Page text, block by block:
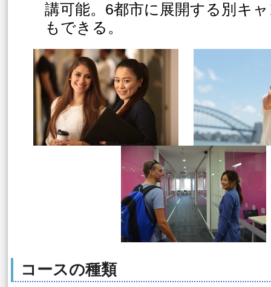
講可能。6都市に展開する別キ
もできる。
コースの種類